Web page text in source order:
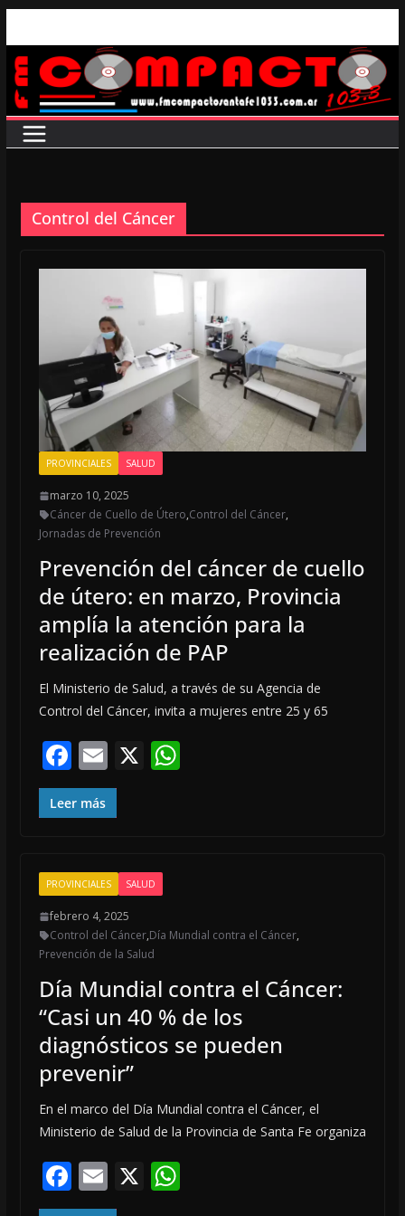
al
contenido
Control del Cáncer
PROVINCIALES SALUD
marzo 10, 2025
Cáncer de Cuello de Útero,Control del Cáncer,
Jornadas de Prevención
Prevención del cáncer de cuello
de útero: en marzo, Provincia
amplía la atención para la
realización de PAP
El Ministerio de Salud, a través de su Agencia de
Control del Cáncer, invita a mujeres entre 25 y 65
F
ac
e
o
o
k
E
m
ai
X W
p
Leer más
PROVINCIALES SALUD
febrero 4, 2025
Control del Cáncer,Día Mundial contra el Cáncer,
Prevención de la Salud
Día Mundial contra el Cáncer:
“Casi un 40 % de los
diagnósticos se pueden
prevenir”
En el marco del Día Mundial contra el Cáncer, el
Ministerio de Salud de la Provincia de Santa Fe organiza
F
ac
E
m
X W